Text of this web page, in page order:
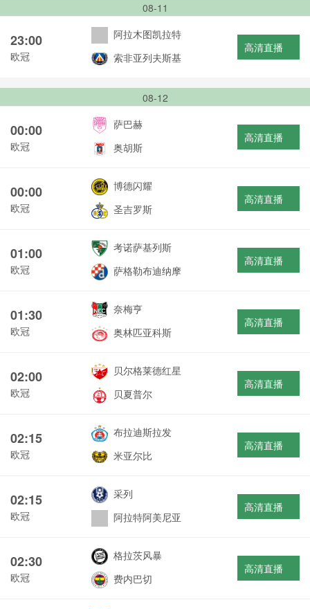
08-11
23:00
欧冠
阿拉木图凯拉特
索非亚列夫斯基
高清直播
08-12
00:00
欧冠
萨巴赫
奥胡斯
高清直播
00:00
欧冠
博德闪耀
圣吉罗斯
高清直播
01:00
欧冠
考诺萨基列斯
萨格勒布迪纳摩
高清直播
01:30
欧冠
奈梅亨
奥林匹亚科斯
高清直播
02:00
欧冠
贝尔格莱德红星
贝夏普尔
高清直播
02:15
欧冠
布拉迪斯拉发
米亚尔比
高清直播
02:15
欧冠
采列
阿拉特阿美尼亚
高清直播
02:30
欧冠
格拉茨风暴
费内巴切
高清直播